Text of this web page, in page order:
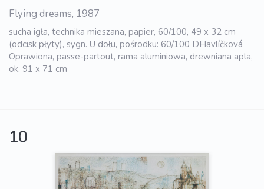
Flying dreams, 1987
sucha igła, technika mieszana, papier, 60/100, 49 x 32 cm
(odcisk płyty), sygn. U dołu, pośrodku: 60/100 DHavlíčková
Oprawiona, passe-partout, rama aluminiowa, drewniana apla,
ok. 91 x 71 cm
10